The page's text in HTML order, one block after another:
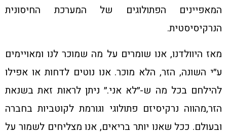
המאפיינים הפתולוגים של המערכת החיסונית
הנרקיסיסטית.
מאז היוולדנו, אנו שומרים על מה שמוכר לנו ומאויימים
ע״י השונה, הזר, הלא מוכר. אנו נוטים לדחות או אפילו
להילחם בכל מה ש-״לא אני.״ ניתן לראות זאת בשנאת
הזר,מהווה נרקיסיזם פתולוגי וגורמת לקוטביות בחברה
ובעולם. ככל שאנו יותר בריאים, אנו מצליחים לשמור על